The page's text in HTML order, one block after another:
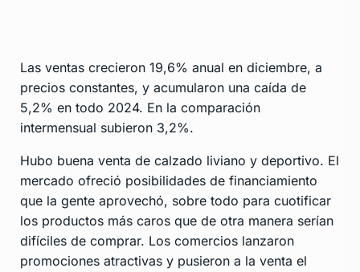
Las ventas crecieron 19,6% anual en diciembre, a
precios constantes, y acumularon una caída de
5,2% en todo 2024. En la comparación
intermensual subieron 3,2%.
Hubo buena venta de calzado liviano y deportivo. El
mercado ofreció posibilidades de financiamiento
que la gente aprovechó, sobre todo para cuotificar
los productos más caros que de otra manera serían
difíciles de comprar. Los comercios lanzaron
promociones atractivas y pusieron a la venta el